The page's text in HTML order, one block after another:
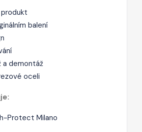
produkt
balení
a demontáž
oceli
Protect Milano